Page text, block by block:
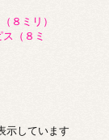
８ミリ）
（８ミ
示しています